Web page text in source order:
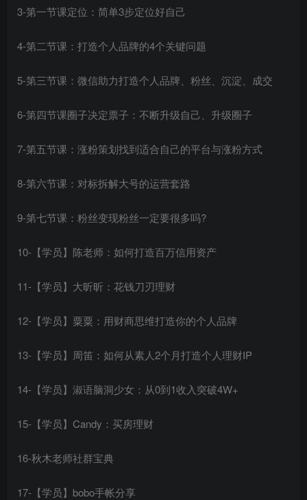
3-第一节课定位：简单3步定位好自己
4-第二节课：打造个人品牌的4个关键问题
5-第三节课：微信助力打造个人品牌、粉丝、沉淀、成交
6-第四节课圈子决定票子：不断升级自己、升级圈子
7-第五节课：涨粉策划找到适合自己的平台与涨粉方式
8-第六节课：对标拆解大号的运营套路
9-第七节课：粉丝变现粉丝一定要很多吗?
10-【学员】陈老师：如何打造百万信用资产
11-【学员】大昕昕：花钱刀刃理财
12-【学员】粟粟：用财商思维打造你的个人品牌
13-【学员】周笛：如何从素人2个月打造个人理财IP
14-【学员】淑语脑洞少女：从0到1收入突破4W+
15-【学员】Candy：买房理财
16-秋木老师社群宝典
17-【学员】bobo手帐分享